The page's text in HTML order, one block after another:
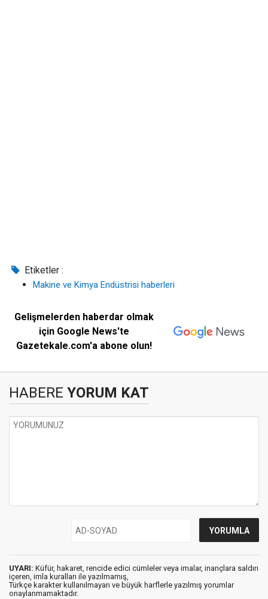
Etiketler :
Makine ve Kimya Endüstrisi haberleri
Gelişmelerden haberdar olmak
için Google News'te
Gazetekale.com'a abone olun!
HABERE YORUM KAT
UYARI: Küfür, hakaret, rencide edici cümleler veya imalar, inançlara saldırı
içeren, imla kuralları ile yazılmamış,
Türkçe karakter kullanılmayan ve büyük harflerle yazılmış yorumlar
onaylanmamaktadır.